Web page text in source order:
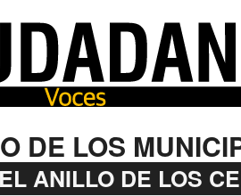
DE LOS
EL ANILLO DE LOS